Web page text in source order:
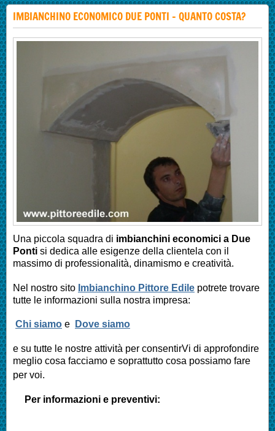
IMBIANCHINO ECONOMICO DUE PONTI - QUANTO COSTA?
Una piccola squadra di imbianchini economici a Due
Ponti si dedica alle esigenze della clientela con il
massimo di professionalità, dinamismo e creatività.
Nel nostro sito Imbianchino Pittore Edile potrete trovare
tutte le informazioni sulla nostra impresa:
Chi siamo e Dove siamo
e su tutte le nostre attività per consentirVi di approfondire
meglio cosa facciamo e soprattutto cosa possiamo fare
per voi.
Per informazioni e preventivi: